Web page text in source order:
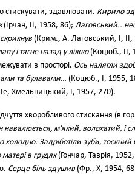
стискувати, здавлювати. Кирило
(Ірчан, II, 1958, 86); Лаговський..
(Крим., А. Лаговський, І,
і тягне назад у ліжко(Коцюб., II,
в просторі. Ось налягли
та булавами… (Коцюб., І, 1955,
Хмельницький, І, 1957, 270).
хворобливого стискання (в
навалюється, м’який, волохатий, і
холодно. Задріботіли зуби,
в грудях(Гончар, Таврія,
Серце біль здушив (Фр., X, 1954,